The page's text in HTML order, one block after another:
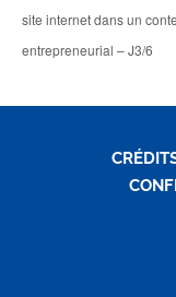
site internet dans un
entrepreneurial – J3/6